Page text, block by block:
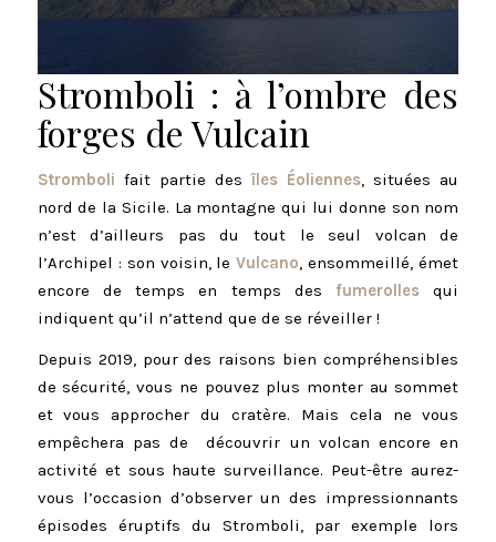
Stromboli : à l’ombre des
forges de Vulcain
Stromboli fait partie desîles Éoliennes , situées au
nord de la Sicile. La montagne qui lui donne son nom
n’est d’ailleurs pas du tout le seul volcan de
l’Archipel : son voisin, leVulcano , ensommeillé, émet
encore de temps en temps des fumerolles qui
indiquent qu’il n’attend que de se réveiller !
Depuis 2019, pour des raisons bien compréhensibles
de sécurité, vous ne pouvez plus monter au sommet
et vous approcher du cratère. Mais cela ne vous
empêchera pas de découvrir un volcan encore en
activité et sous haute surveillance. Peut-être aurez-
vous l’occasion d’observer un des impressionnants
épisodes éruptifs du Stromboli, par exemple lors